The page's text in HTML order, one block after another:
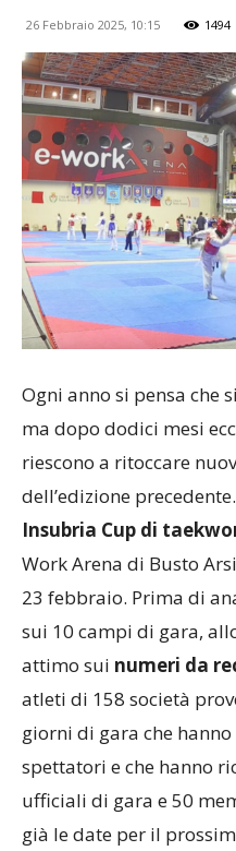
26 Febbraio 2025, 10:15 1494
Ogni anno si pensa che
ma dopo dodici mesi
riescono a ritoccare
dell’edizione
Insubria Cup di
Work Arena di Busto
23 febbraio. Prima di
sui 10 campi di gara,
attimo sui numeri da
atleti di 158 società
giorni di gara che
spettatori e che hanno
ufficiali di gara e 50
già le date per il